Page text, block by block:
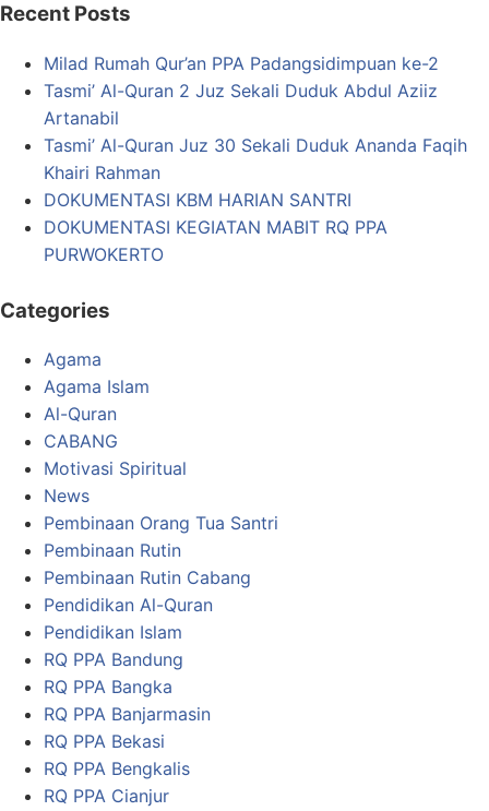
Recent Posts
Milad Rumah Qur’an PPA Padangsidimpuan ke-2
Tasmi’ Al-Quran 2 Juz Sekali Duduk Abdul Aziiz
Artanabil
Tasmi’ Al-Quran Juz 30 Sekali Duduk Ananda Faqih
Khairi Rahman
DOKUMENTASI KBM HARIAN SANTRI
DOKUMENTASI KEGIATAN MABIT RQ PPA
PURWOKERTO
Categories
Agama
Agama Islam
Al-Quran
CABANG
Motivasi Spiritual
News
Pembinaan Orang Tua Santri
Pembinaan Rutin
Pembinaan Rutin Cabang
Pendidikan Al-Quran
Pendidikan Islam
RQ PPA Bandung
RQ PPA Bangka
RQ PPA Banjarmasin
RQ PPA Bekasi
RQ PPA Bengkalis
RQ PPA Cianjur